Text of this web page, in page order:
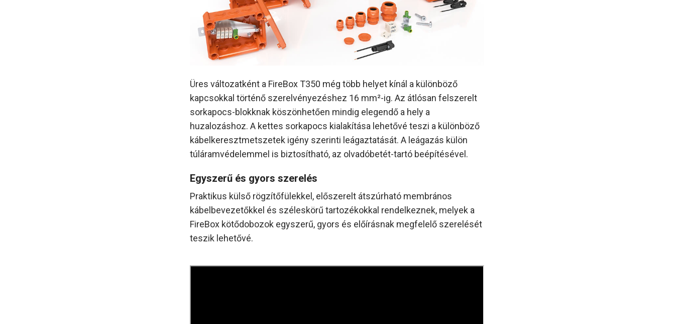
Üres változatként a FireBox T350 még több helyet kínál a különböző
kapcsokkal történő szerelvényezéshez 16 mm²-ig. Az átlósan felszerelt
sorkapocs-blokknak köszönhetően mindig elegendő a hely a
huzalozáshoz. A kettes sorkapocs kialakítása lehetővé teszi a különböző
kábelkeresztmetszetek igény szerinti leágaztatását. A leágazás külön
túláramvédelemmel is biztosítható, az olvadóbetét-tartó beépítésével.
Egyszerű és gyors szerelés
Praktikus külső rögzítőfülekkel, előszerelt átszúrható membrános
kábelbevezetőkkel és széleskörű tartozékokkal rendelkeznek, melyek a
FireBox kötődobozok egyszerű, gyors és előírásnak megfelelő szerelését
teszik lehetővé.